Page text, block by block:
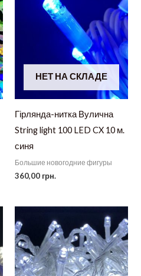
НЕТ НА СКЛАДЕ
Гірлянда-нитка Вулична
String light 100 LED CX 10 м.
синя
Большие новогодние фигуры
360,00 грн.